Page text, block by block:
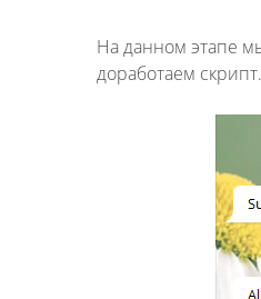
На данном этапе
доработаем скрипт.